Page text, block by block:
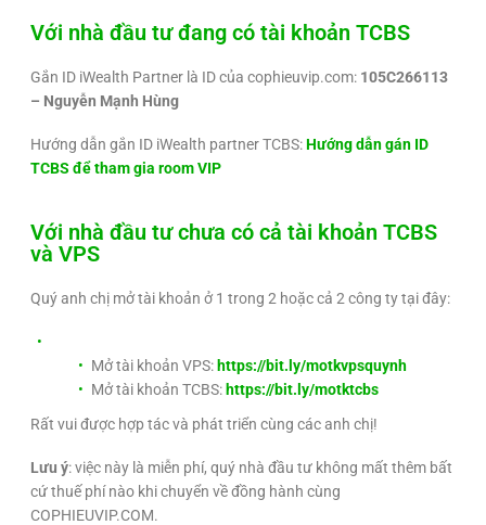
Với nhà đầu tư đang có tài khoản TCBS
Gắn ID iWealth Partner là ID của cophieuvip.com: 105C266113
– Nguyễn Mạnh Hùng
Hướng dẫn gắn ID iWealth partner TCBS:Hướng dẫn gán ID
TCBS để tham gia room VIP
Với nhà đầu tư chưa có cả tài khoản TCBS
và VPS
Quý anh chị mở tài khoản ở 1 trong 2 hoặc cả 2 công ty tại đây:
Mở tài khoản VPS: https://bit.ly/motkvpsquynh
Mở tài khoản TCBS: https://bit.ly/motktcbs
Rất vui được hợp tác và phát triển cùng các anh chị!
Lưu ý: việc này là miễn phí, quý nhà đầu tư không mất thêm bất
cứ thuế phí nào khi chuyển về đồng hành cùng
COPHIEUVIP.COM.